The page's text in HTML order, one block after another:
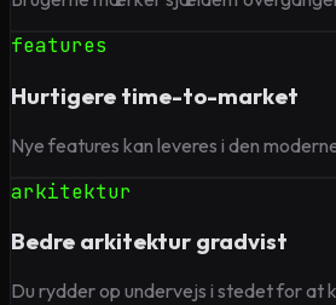
features
Hurtigere time-to-market
Nye features kan leveres i den
arkitektur
Bedre arkitektur gradvist
Du rydder op undervejs i stedet for at